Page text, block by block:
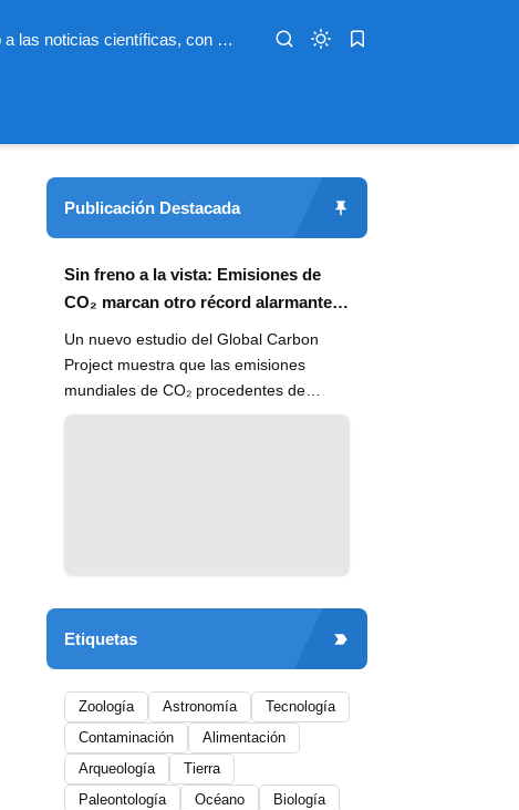
Infoterio es un medio digital dedicado a las noticias científicas, con artículos extensos y bien documentados sobre salud, medioambiente, tecnología, espacio, psicología, evolución y más. Nuestro objetivo es hacer accesible el conocimiento científico a lectores de habla hispana en todo el mundo, con información actualizada, fuentes confiables y explicaciones claras que conectan la ciencia con la vida cotidiana.
Publicación Destacada
Sin freno a la vista: Emisiones de
CO₂ marcan otro récord alarmante
en 2024
Un nuevo estudio del Global Carbon
Project muestra que las emisiones
mundiales de CO₂ procedentes de
combustibles fósiles han alcanzado un
Etiquetas
Zoología Astronomía
Tecnología
Contaminación
Alimentación
Arqueología
Tierra
Paleontología
Océano
Biología